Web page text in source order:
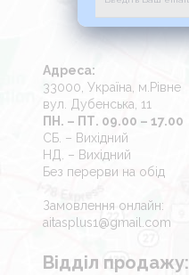
Адреса:
33000, Україна, м.Рівне
вул. Дубенська, 11
ПН. – ПТ. 09.00 – 17.00
СБ. – Вихідний
НД. – Вихідний
Без перерви на обід
Замовлення онлайн:
aitasplus1@gmail.com
Відділ продажу: